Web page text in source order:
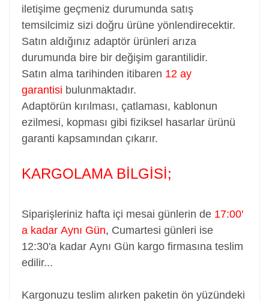
iletişime geçmeniz durumunda satış
temsilcimiz sizi doğru ürüne yönlendirecektir.
Satın aldığınız adaptör ürünleri arıza
durumunda bire bir değişim garantilidir.
Satın alma tarihinden itibaren 12 ay
garantisi bulunmaktadır.
Adaptörün kırılması, çatlaması, kablonun
ezilmesi, kopması gibi fiziksel hasarlar ürünü
garanti kapsamından çıkarır.
KARGOLAMA BİLGİSİ;
Siparişleriniz hafta içi mesai günlerin de 17:00'
a kadar Aynı Gün, Cumartesi günleri ise
12:30'a kadar Aynı Gün kargo firmasına teslim
edilir...
Kargonuzu teslim alırken paketin ön yüzündeki